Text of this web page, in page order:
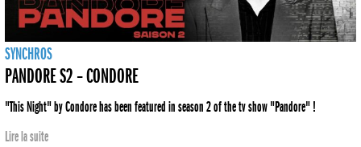
SYNCHROS
PANDORE S2 – CONDORE
"This Night" by Condore has been featured in season 2 of the tv show "Pandore" !
Lire la suite